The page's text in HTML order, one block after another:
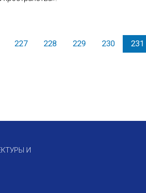
227 228 229 230 231
И